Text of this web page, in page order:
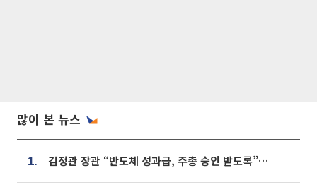
많이 본 뉴스
1. 김정관 장관 “반도체 성과급, 주총 승인 받도록”…상법·자본시장법 개정 시사